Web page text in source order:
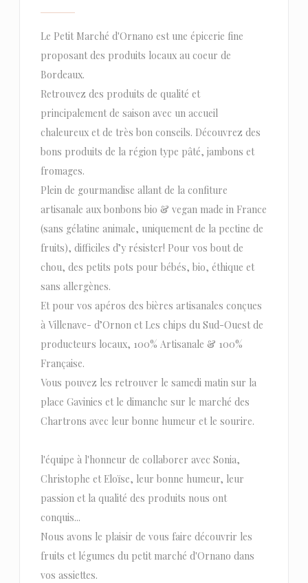
Le Petit Marché d'Ornano est une épicerie fine
proposant des produits locaux au coeur de
Bordeaux.
Retrouvez des produits de qualité et
principalement de saison avec un accueil
chaleureux et de très bon conseils. Découvrez des
bons produits de la région type pâté, jambons et
fromages.
Plein de gourmandise allant de la confiture
artisanale aux bonbons bio & vegan made in France
(sans gélatine animale, uniquement de la pectine de
fruits), difficiles d’y résister! Pour vos bout de
chou, des petits pots pour bébés, bio, éthique et
sans allergènes.
Et pour vos apéros des bières artisanales conçues
à Villenave- d’Ornon et Les chips du Sud-Ouest de
producteurs locaux, 100% Artisanale & 100%
Française.
Vous pouvez les retrouver le samedi matin sur la
place Gavinies et le dimanche sur le marché des
Chartrons avec leur bonne humeur et le sourire.
l'équipe à l'honneur de collaborer avec Sonia,
Christophe et Eloïse, leur bonne humeur, leur
passion et la qualité des produits nous ont
conquis...
Nous avons le plaisir de vous faire découvrir les
fruits et légumes du petit marché d'Ornano dans
vos assiettes.